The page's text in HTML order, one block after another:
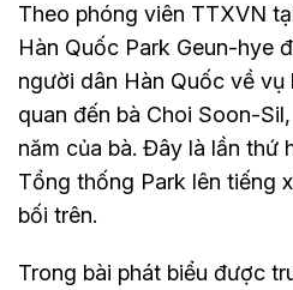
Theo phóng viên TTXVN
Hàn Quốc Park Geun-hye
người dân Hàn Quốc về vụ
quan đến bà Choi Soon-
năm của bà. Đây là lần thứ
Tổng thống Park lên tiếng
bối trên.
Trong bài phát biểu được